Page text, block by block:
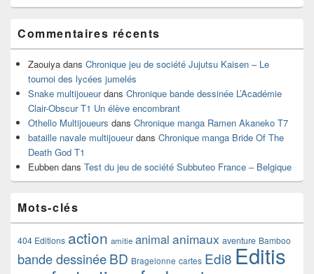
Commentaires récents
Zaouiya dans Chronique jeu de société Jujutsu Kaisen – Le
tournoi des lycées jumelés
Snake multijoueurdans Chronique bande dessinée L’Académie
Clair-Obscur T1 Un élève encombrant
Othello Multijoueurs dans Chronique manga Ramen Akaneko T7
bataille navale multijoueurdans Chronique manga Bride Of The
Death God T1
Eubben dans Test du jeu de société Subbuteo France – Belgique
Mots-clés
404 Editions action amitie animal animaux aventure Bamboo
bande dessinéeBD Bragelonne cartes Edi8 Editis